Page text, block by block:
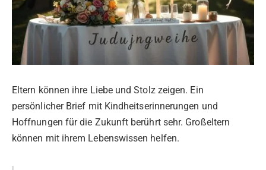
Eltern können ihre Liebe und Stolz zeigen. Ein
persönlicher Brief mit Kindheitserinnerungen und
Hoffnungen für die Zukunft berührt sehr. Großeltern
können mit ihrem Lebenswissen helfen.